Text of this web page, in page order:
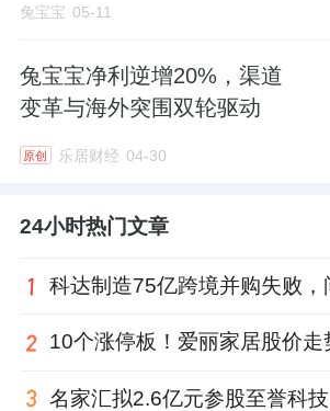
兔宝宝 05-11
兔宝宝净利逆增20%，渠道
变革与海外突围双轮驱动
原创 乐居财经 04-30
24小时热门文章